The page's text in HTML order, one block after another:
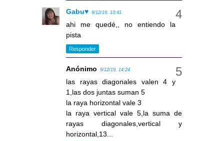
Gabu♥ 9/12/19, 13:41
ahi me quedé,, no entiendo la
pista
Responder
Anónimo 9/12/19, 14:24
las rayas diagonales valen 4 y
1,las dos juntas suman 5
la raya horizontal vale 3
la raya vertical vale 5,la suma de
rayas diagonales,vertical y
horizontal,13...